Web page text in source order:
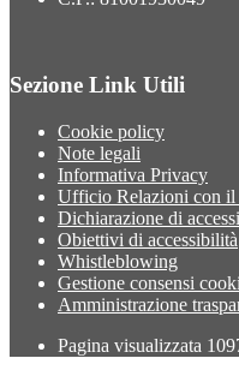
Sezione Link Utili
Cookie policy
Note legali
Informativa Privacy
Ufficio Relazioni con il
Dichiarazione di
Obiettivi di accessibilità
Whistleblowing
Gestione consensi
Amministrazione
Pagina visualizzata